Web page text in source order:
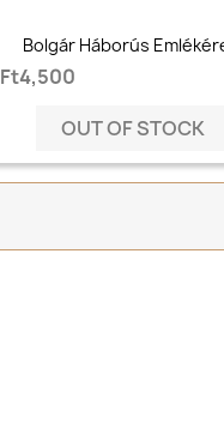
Bolgár Háborús
Ft4,500
OUT OF STOCK